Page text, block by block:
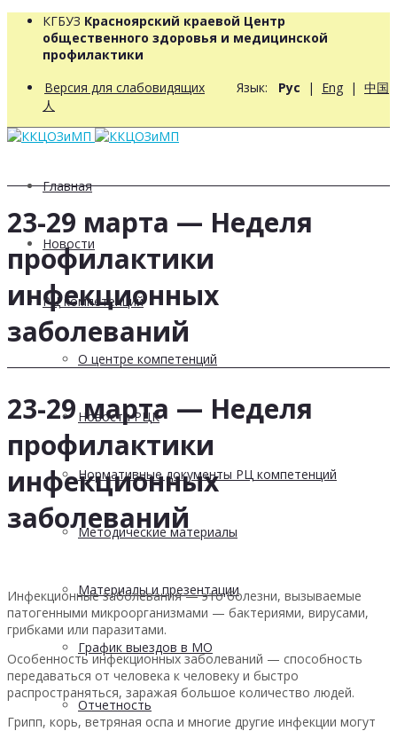
КГБУЗ Красноярский краевой Центр
общественного здоровья и медицинской
профилактики
Версия для слабовидящих Язык: Рус | Eng | 中国
人
Главная
Новости
РЦ компетенций
О центре компетенций
Новости РЦК
Нормативные документы РЦ компетенций
Методические материалы
Материалы и презентации
График выездов в МО
Отчетность
23-29 марта — Неделя
профилактики
инфекционных
заболеваний
23-29 марта — Неделя
профилактики
инфекционных
заболеваний
Инфекционные заболевания — это болезни, вызываемые
патогенными микроорганизмами — бактериями, вирусами,
грибками или паразитами.
Особенность инфекционных заболеваний — способность
передаваться от человека к человеку и быстро
распространяться, заражая большое количество людей.
Грипп, корь, ветряная оспа и многие другие инфекции могут